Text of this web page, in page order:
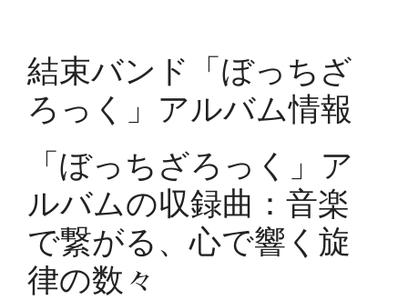
結束バンド「ぼっちざ
ろっく」アルバム情報
「ぼっちざろっく」ア
ルバムの収録曲：音楽
で繋がる、心で響く旋
律の数々